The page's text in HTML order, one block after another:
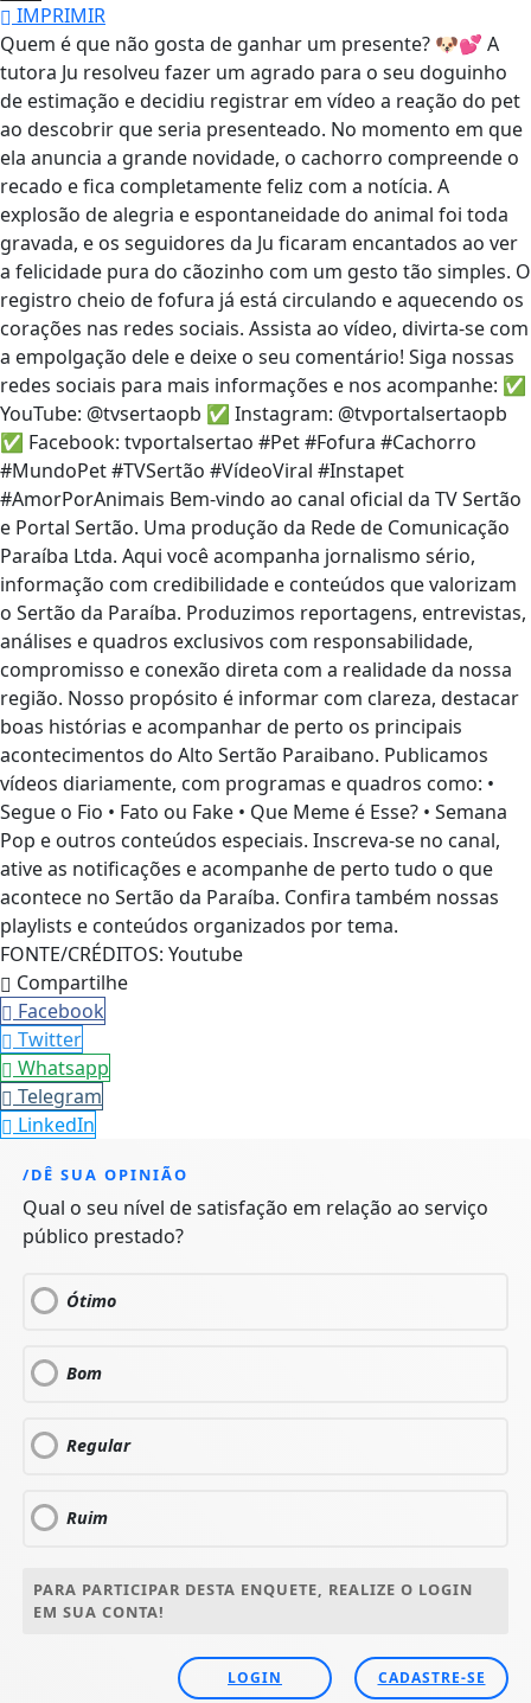
IMPRIMIR
Quem é que não gosta de ganhar um presente? 🐶💕 A
tutora Ju resolveu fazer um agrado para o seu doguinho
de estimação e decidiu registrar em vídeo a reação do pet
ao descobrir que seria presenteado. No momento em que
ela anuncia a grande novidade, o cachorro compreende o
recado e fica completamente feliz com a notícia. A
explosão de alegria e espontaneidade do animal foi toda
gravada, e os seguidores da Ju ficaram encantados ao ver
a felicidade pura do cãozinho com um gesto tão simples. O
registro cheio de fofura já está circulando e aquecendo os
corações nas redes sociais. Assista ao vídeo, divirta-se com
a empolgação dele e deixe o seu comentário! Siga nossas
redes sociais para mais informações e nos acompanhe: ✅
YouTube: @tvsertaopb ✅ Instagram: @tvportalsertaopb
✅ Facebook: tvportalsertao #Pet #Fofura #Cachorro
#MundoPet #TVSertão #VídeoViral #Instapet
#AmorPorAnimais Bem-vindo ao canal oficial da TV Sertão
e Portal Sertão. Uma produção da Rede de Comunicação
Paraíba Ltda. Aqui você acompanha jornalismo sério,
informação com credibilidade e conteúdos que valorizam
o Sertão da Paraíba. Produzimos reportagens, entrevistas,
análises e quadros exclusivos com responsabilidade,
compromisso e conexão direta com a realidade da nossa
região. Nosso propósito é informar com clareza, destacar
boas histórias e acompanhar de perto os principais
acontecimentos do Alto Sertão Paraibano. Publicamos
vídeos diariamente, com programas e quadros como: •
Segue o Fio • Fato ou Fake • Que Meme é Esse? • Semana
Pop e outros conteúdos especiais. Inscreva-se no canal,
ative as notificações e acompanhe de perto tudo o que
acontece no Sertão da Paraíba. Confira também nossas
playlists e conteúdos organizados por tema.
FONTE/CRÉDITOS: Youtube
Compartilhe
Facebook
Twitter
Whatsapp
Telegram
LinkedIn
/DÊ SUA OPINIÃO
Qual o seu nível de satisfação em relação ao serviço
público prestado?
Ótimo
Bom
Regular
Ruim
PARA PARTICIPAR DESTA ENQUETE, REALIZE O LOGIN
EM SUA CONTA!
LOGIN CADASTRE-SE